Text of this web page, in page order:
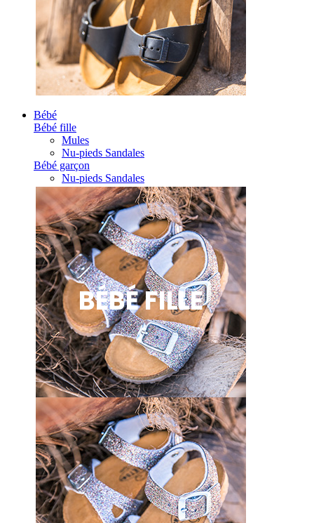
Bébé
Bébé fille
Mules
Nu-pieds Sandales
Bébé garçon
Nu-pieds Sandales
BÉBÉ FILLE